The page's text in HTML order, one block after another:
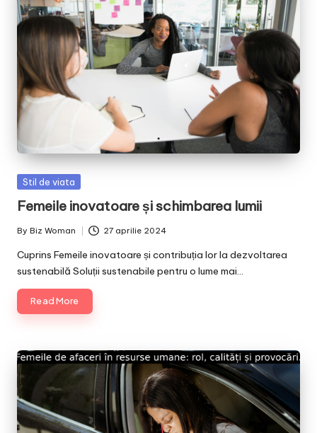
Posted
Stil de viata
Femeile inovatoare și schimbarea lumii
Posted
by
By Biz Woman 27 aprilie 2024
Cuprins Femeile inovatoare și contribuția lor la dezvoltarea
sustenabilă Soluții sustenabile pentru o lume mai…
Read More